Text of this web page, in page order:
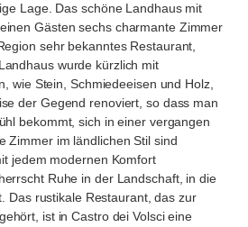
Lage. Das schöne Landhaus mit
Gästen sechs charmante Zimmer
sehr bekanntes Restaurant,
wurde kürzlich mit
wie Stein, Schmiedeeisen und Holz,
der Gegend renoviert, so dass man
bekommt, sich in einer vergangen
Zimmer im ländlichen Stil sind
jedem modernen Komfort
Ruhe in der Landschaft, in die
Das rustikale Restaurant, das zur
ist in Castro dei Volsci eine